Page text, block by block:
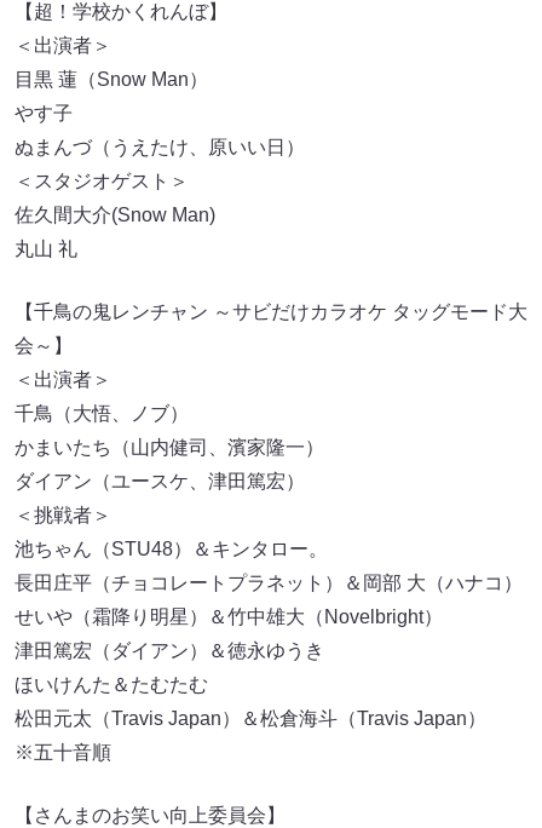
【超！学校かくれんぼ】
＜出演者＞
目黒 蓮（Snow Man）
やす子
ぬまんづ（うえたけ、原いい日）
＜スタジオゲスト＞
佐久間大介(Snow Man)
丸山 礼
【千鳥の鬼レンチャン ～サビだけカラオケ タッグモード大
会～】
＜出演者＞
千鳥（大悟、ノブ）
かまいたち（山内健司、濱家隆一）
ダイアン（ユースケ、津田篤宏）
＜挑戦者＞
池ちゃん（STU48）＆キンタロー。
長田庄平（チョコレートプラネット）＆岡部 大（ハナコ）
せいや（霜降り明星）＆竹中雄大（Novelbright）
津田篤宏（ダイアン）＆徳永ゆうき
ほいけんた＆たむたむ
松田元太（Travis Japan）＆松倉海斗（Travis Japan）
※五十音順
【さんまのお笑い向上委員会】